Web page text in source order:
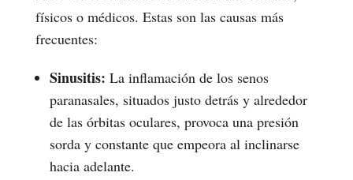
físicos o médicos. Estas son las causas más
frecuentes:
Sinusitis: La inflamación de los senos
paranasales, situados justo detrás y alrededor
de las órbitas oculares, provoca una presión
sorda y constante que empeora al inclinarse
hacia adelante.